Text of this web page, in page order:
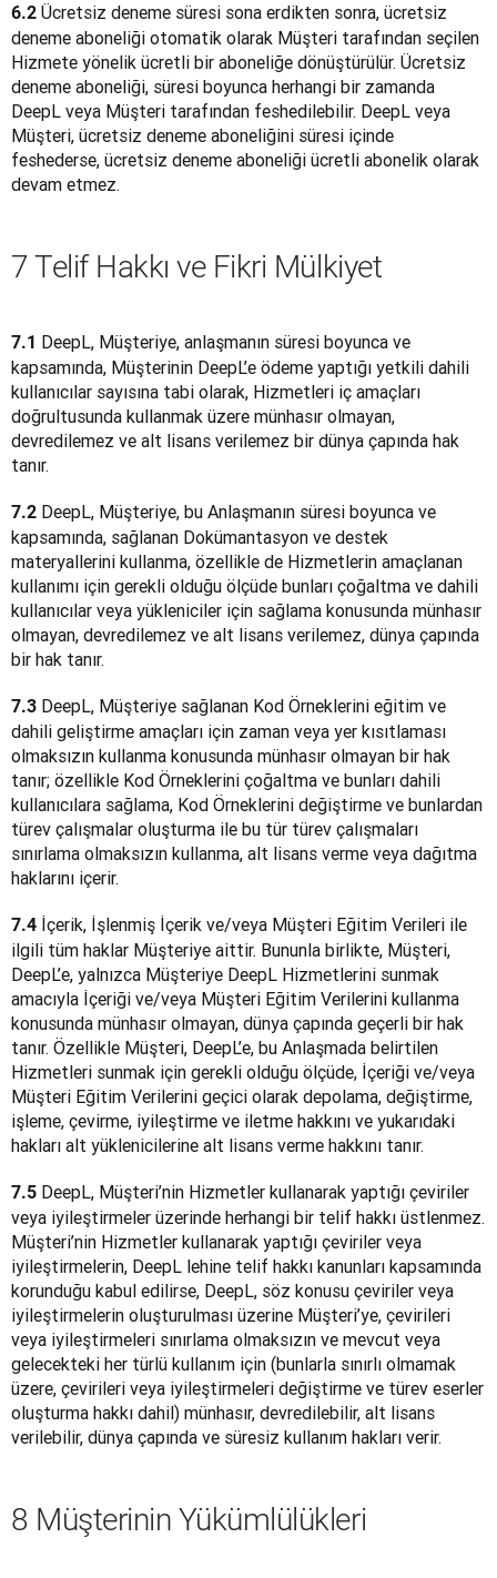
6.2 Ücretsiz deneme süresi sona erdikten sonra, ücretsiz
deneme aboneliği otomatik olarak Müşteri tarafından seçilen
Hizmete yönelik ücretli bir aboneliğe dönüştürülür. Ücretsiz
deneme aboneliği, süresi boyunca herhangi bir zamanda
DeepL veya Müşteri tarafından feshedilebilir. DeepL veya
Müşteri, ücretsiz deneme aboneliğini süresi içinde
feshederse, ücretsiz deneme aboneliği ücretli abonelik olarak
devam etmez.
7 Telif Hakkı ve Fikri Mülkiyet
7.1 DeepL, Müşteriye, anlaşmanın süresi boyunca ve
kapsamında, Müşterinin DeepL’e ödeme yaptığı yetkili dahili
kullanıcılar sayısına tabi olarak, Hizmetleri iç amaçları
doğrultusunda kullanmak üzere münhasır olmayan,
devredilemez ve alt lisans verilemez bir dünya çapında hak
tanır.
7.2 DeepL, Müşteriye, bu Anlaşmanın süresi boyunca ve
kapsamında, sağlanan Dokümantasyon ve destek
materyallerini kullanma, özellikle de Hizmetlerin amaçlanan
kullanımı için gerekli olduğu ölçüde bunları çoğaltma ve dahili
kullanıcılar veya yükleniciler için sağlama konusunda münhasır
olmayan, devredilemez ve alt lisans verilemez, dünya çapında
bir hak tanır.
7.3 DeepL, Müşteriye sağlanan Kod Örneklerini eğitim ve
dahili geliştirme amaçları için zaman veya yer kısıtlaması
olmaksızın kullanma konusunda münhasır olmayan bir hak
tanır; özellikle Kod Örneklerini çoğaltma ve bunları dahili
kullanıcılara sağlama, Kod Örneklerini değiştirme ve bunlardan
türev çalışmalar oluşturma ile bu tür türev çalışmaları
sınırlama olmaksızın kullanma, alt lisans verme veya dağıtma
haklarını içerir.
7.4 İçerik, İşlenmiş İçerik ve/veya Müşteri Eğitim Verileri ile
ilgili tüm haklar Müşteriye aittir. Bununla birlikte, Müşteri,
DeepL’e, yalnızca Müşteriye DeepL Hizmetlerini sunmak
amacıyla İçeriği ve/veya Müşteri Eğitim Verilerini kullanma
konusunda münhasır olmayan, dünya çapında geçerli bir hak
tanır. Özellikle Müşteri, DeepL’e, bu Anlaşmada belirtilen
Hizmetleri sunmak için gerekli olduğu ölçüde, İçeriği ve/veya
Müşteri Eğitim Verilerini geçici olarak depolama, değiştirme,
işleme, çevirme, iyileştirme ve iletme hakkını ve yukarıdaki
hakları alt yüklenicilerine alt lisans verme hakkını tanır.
7.5 DeepL, Müşteri’nin Hizmetler kullanarak yaptığı çeviriler
veya iyileştirmeler üzerinde herhangi bir telif hakkı üstlenmez.
Müşteri’nin Hizmetler kullanarak yaptığı çeviriler veya
iyileştirmelerin, DeepL lehine telif hakkı kanunları kapsamında
korunduğu kabul edilirse, DeepL, söz konusu çeviriler veya
iyileştirmelerin oluşturulması üzerine Müşteri’ye, çevirileri
veya iyileştirmeleri sınırlama olmaksızın ve mevcut veya
gelecekteki her türlü kullanım için (bunlarla sınırlı olmamak
üzere, çevirileri veya iyileştirmeleri değiştirme ve türev eserler
oluşturma hakkı dahil) münhasır, devredilebilir, alt lisans
verilebilir, dünya çapında ve süresiz kullanım hakları verir.
8 Müşterinin Yükümlülükleri